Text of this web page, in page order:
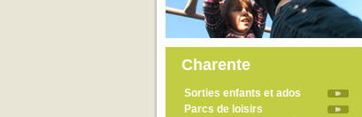
Charente
Sorties enfants et ados
Parcs de loisirs